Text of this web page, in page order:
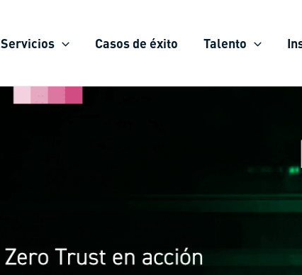
Servicios Casos de éxito Talento